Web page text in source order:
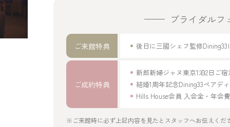
ブライダルフ
ご来館特典 後日に三國シェフ監修
ご成約特典
新郎新婦ジャヌ東京1泊2日ご
結婚1周年記念Dining33ペアデ
Hills House会員 入会金・年会
※ご来館時に必ず上記内容を見たとスタッフへお伝えく